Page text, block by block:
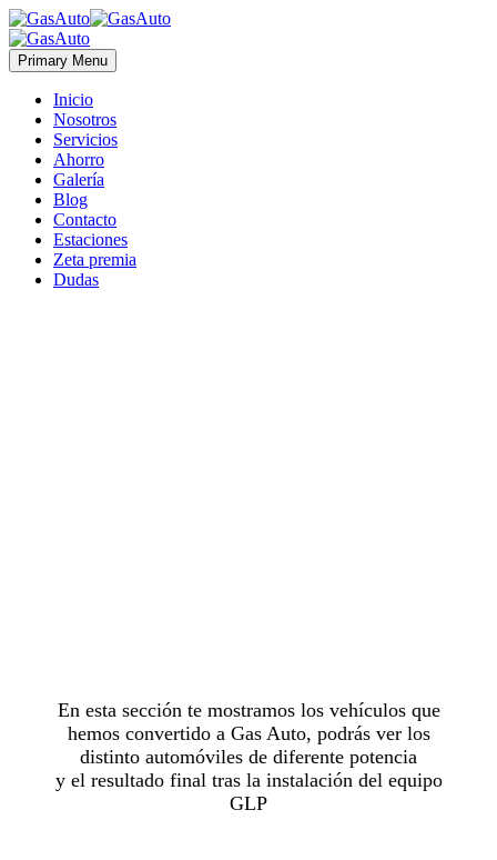
Primary Menu
Inicio
Nosotros
Servicios
Ahorro
Galería
Blog
Contacto
Estaciones
Zeta premia
Dudas
En esta sección te mostramos los vehículos que
hemos convertido a Gas Auto, podrás ver los
distinto automóviles de diferente potencia
y el resultado final tras la instalación del equipo
GLP